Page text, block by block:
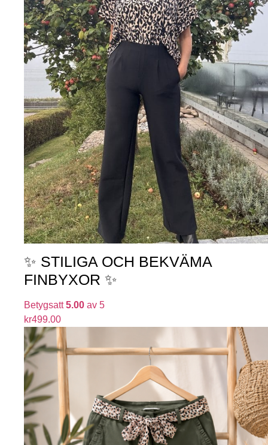
✨ STILIGA OCH BEKVÄMA
FINBYXOR ✨
Betygsatt5.00 av 5
kr499.00